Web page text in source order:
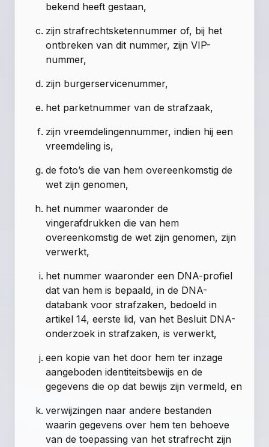
bekend heeft gestaan,
zijn strafrechtsketennummer of, bij het
ontbreken van dit nummer, zijn VIP-
nummer,
zijn burgerservicenummer,
het parketnummer van de strafzaak,
zijn vreemdelingennummer, indien hij een
vreemdeling is,
de foto’s die van hem overeenkomstig de
wet zijn genomen,
het nummer waaronder de
vingerafdrukken die van hem
overeenkomstig de wet zijn genomen, zijn
verwerkt,
het nummer waaronder een DNA-profiel
dat van hem is bepaald, in de DNA-
databank voor strafzaken, bedoeld in
artikel 14, eerste lid, van het Besluit DNA-
onderzoek in strafzaken, is verwerkt,
een kopie van het door hem ter inzage
aangeboden identiteitsbewijs en de
gegevens die op dat bewijs zijn vermeld, en
verwijzingen naar andere bestanden
waarin gegevens over hem ten behoeve
van de toepassing van het strafrecht zijn